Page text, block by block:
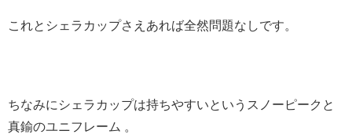
これとシェラカップさえあれば全然問題なしです。
ちなみにシェラカップは持ちやすいというスノーピークと
真鍮のユニフレーム 。